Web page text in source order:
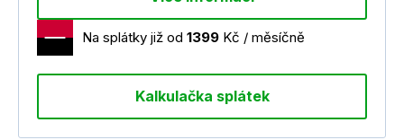
Na splátky již od 1399 Kč / měsíčně
Kalkulačka splátek